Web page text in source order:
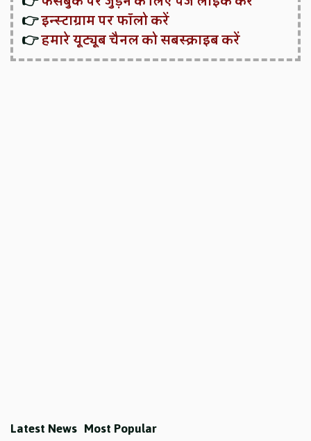
👉इन्स्टाग्राम पर फॉलो करें
👉हमारे यूट्यूब चैनल को सबस्क्राइब करें
Latest News Most Popular